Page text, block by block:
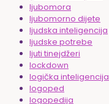
ljubomora
ljubomorno dijete
ljudska inteligencija
ljudske potrebe
ljuti tinejdžeri
lockdown
logička inteligencija
logoped
logopedija